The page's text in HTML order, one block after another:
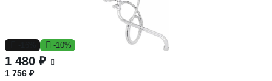
-10%
1 480 ₽
1 756 ₽